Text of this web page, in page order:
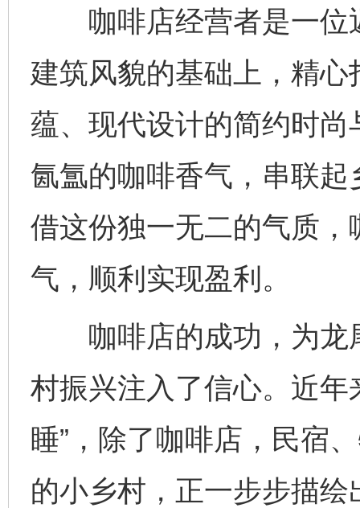
咖啡店经营者是一位
建筑风貌的基础上，精
蕴、现代设计的简约时
氤氲的咖啡香气，串联
借这份独一无二的气质
气，顺利实现盈利。
咖啡店的成功，为龙
村振兴注入了信心。近年
睡”，除了咖啡店，民宿
的小乡村，正一步步描